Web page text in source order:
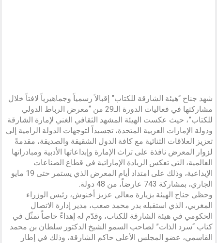
شهد جناح “هيئة الشارقة للكتاب” إقبالاً رسمياً وجماهيرياً لافتاً خلال
مشاركتها في فعاليات الدورة الـ29 من “معرض الرباط الدولي
للكتاب”، حيث عكست الهيئة المشهد الثقافي الغني لإمارة الشارقة
ودولة الإمارات العربية المتحدة، تجسيداً لتوجهات الدولة الرامية إلى
تعزيز العلاقات الثنائية مع كافة الدول الشقيقة والصديقة، مقدمةً
لزوار المعرض نافذة على تراث الإمارة وإبداعاتها الأدبية ومبادراتها
العالمية، التي تعكس الريادة الإماراتية في قطاع الصناعات
الإبداعية، وذلك على امتداد أيام المعرض الذي يستمر حتى 19 مايو
الجاري، بمشاركة 743 عارضاً، من 48 دولة.
وحظي جناح الهيئة بزيارة معالي عزيز أخنوش، رئيس الوزراء
المغربي، الذي استقبله بدر محمد صعب، مدير إدارة الاتصال
الحكومي في هيئة الشارقة للكتاب، وقدّم له إهداءً خاصاً تمثّل في
كتاب “سرد الذات” لصاحب السمو الشيخ الدكتور سلطان بن محمد
القاسمي، عضو المجلس الأعلى حاكم الشارقة، وذلك في إطار